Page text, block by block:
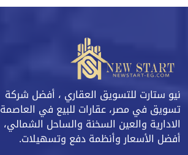
نيو ستارت للتسويق العقاري ، أفضل شركة
تسويق في مصر، عقارات للبيع في العاصمة
الادارية والعين السخنة والساحل الشمالي،
أفضل الأسعار وأنظمة دفع وتسهيلات.